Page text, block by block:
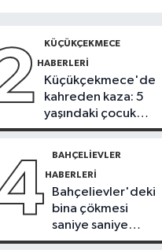
ilk günün
oldu
yapmayan telefon'
KÜÇÜKÇEKMECE
HABERLERI
Küçükçekmece'de
kahreden kaza: 5
yaşındaki çocuk
yoğun bakımda
BAHÇELIEVLER
HABERLERI
Bahçelievler'deki
bina çökmesi
saniye saniye
görüntülendi